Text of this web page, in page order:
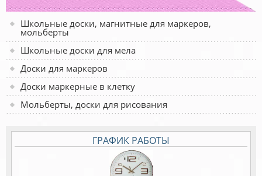
Школьные доски, магнитные для маркеров,
мольберты
Школьные доски для мела
Доски для маркеров
Доски маркерные в клетку
Мольберты, доски для рисования
ГРАФИК РАБОТЫ